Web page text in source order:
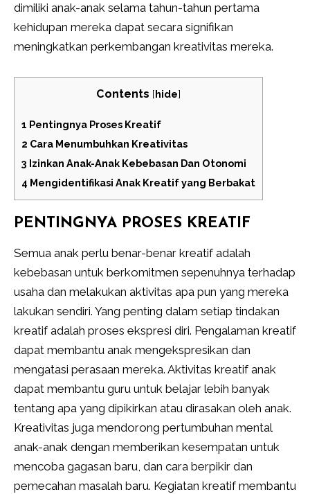
dimiliki anak-anak selama tahun-tahun pertama
kehidupan mereka dapat secara signifikan
meningkatkan perkembangan kreativitas mereka.
Contents [hide]
1 Pentingnya Proses Kreatif
2 Cara Menumbuhkan Kreativitas
3 Izinkan Anak-Anak Kebebasan Dan Otonomi
4 Mengidentifikasi Anak Kreatif yang Berbakat
PENTINGNYA PROSES KREATIF
Semua anak perlu benar-benar kreatif adalah
kebebasan untuk berkomitmen sepenuhnya terhadap
usaha dan melakukan aktivitas apa pun yang mereka
lakukan sendiri. Yang penting dalam setiap tindakan
kreatif adalah proses ekspresi diri. Pengalaman kreatif
dapat membantu anak mengekspresikan dan
mengatasi perasaan mereka. Aktivitas kreatif anak
dapat membantu guru untuk belajar lebih banyak
tentang apa yang dipikirkan atau dirasakan oleh anak.
Kreativitas juga mendorong pertumbuhan mental
anak-anak dengan memberikan kesempatan untuk
mencoba gagasan baru, dan cara berpikir dan
pemecahan masalah baru. Kegiatan kreatif membantu